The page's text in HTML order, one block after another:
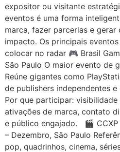
expositor ou visitante
eventos é uma forma
marca, fazer parcerias e
impacto. Os principais
colocar no radar 🎮 Brasil
São Paulo O maior evento de
Reúne gigantes como
de publishers independentes
Por que participar: visibilidade
ativações de marca, contato
e público engajado. 🎬 CCXP
– Dezembro, São Paulo
pop, quadrinhos, cinema,